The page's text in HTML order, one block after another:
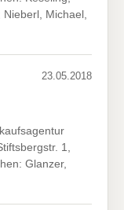
Michael,
23.05.2018
1,
Glanzer,